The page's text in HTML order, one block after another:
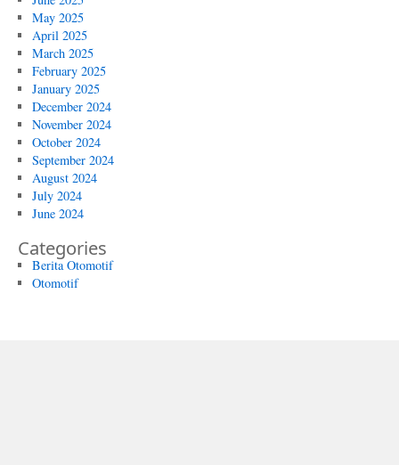
May 2025
April 2025
March 2025
February 2025
January 2025
December 2024
November 2024
October 2024
September 2024
August 2024
July 2024
June 2024
Categories
Berita Otomotif
Otomotif